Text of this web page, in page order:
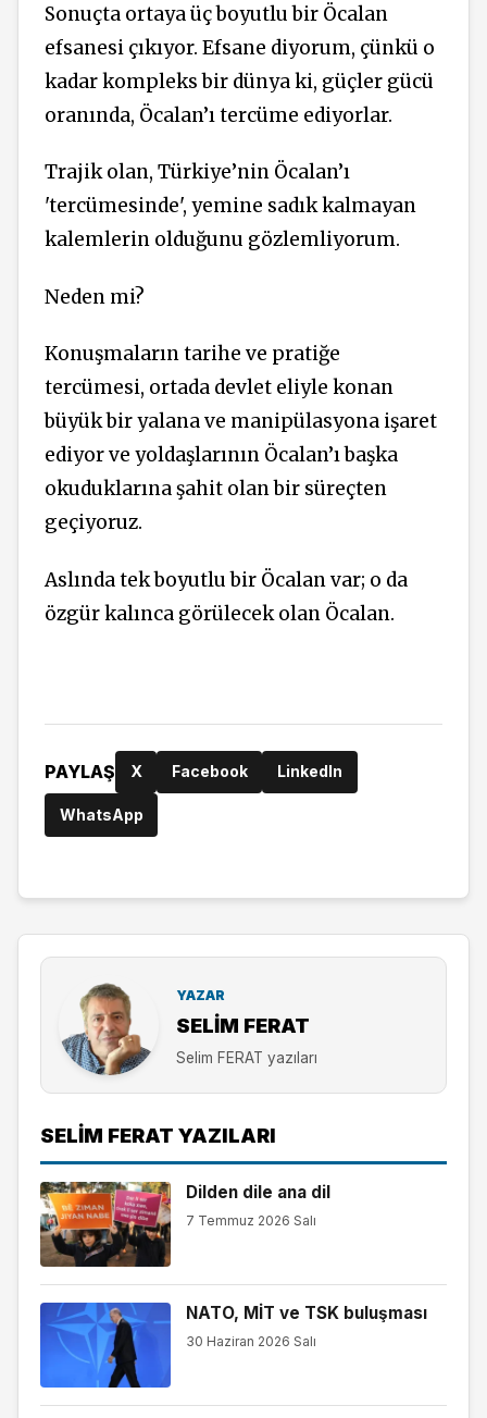
Sonuçta ortaya üç boyutlu bir Öcalan
efsanesi çıkıyor. Efsane diyorum, çünkü o
kadar kompleks bir dünya ki, güçler gücü
oranında, Öcalan’ı tercüme ediyorlar.
Trajik olan, Türkiye’nin Öcalan’ı
'tercümesinde', yemine sadık kalmayan
kalemlerin olduğunu gözlemliyorum.
Neden mi?
Konuşmaların tarihe ve pratiğe
tercümesi, ortada devlet eliyle konan
büyük bir yalana ve manipülasyona işaret
ediyor ve yoldaşlarının Öcalan’ı başka
okuduklarına şahit olan bir süreçten
geçiyoruz.
Aslında tek boyutlu bir Öcalan var; o da
özgür kalınca görülecek olan Öcalan.
PAYLAŞ X Facebook LinkedIn
WhatsApp
YAZAR
SELIM FERAT
Selim FERAT yazıları
SELIM FERAT YAZILARI
Dilden dile ana dil
7 Temmuz 2026 Salı
NATO, MİT ve TSK buluşması
30 Haziran 2026 Salı